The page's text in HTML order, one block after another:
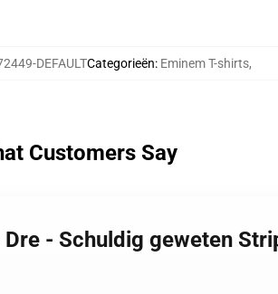
DEFAULTCategorieën: Eminem T-shirts,
Customers Say
- Schuldig geweten